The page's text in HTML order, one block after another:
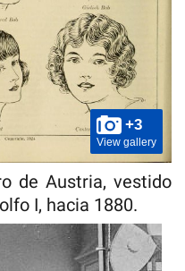
+3
View gallery
de Austria, vestido
I, hacia 1880.